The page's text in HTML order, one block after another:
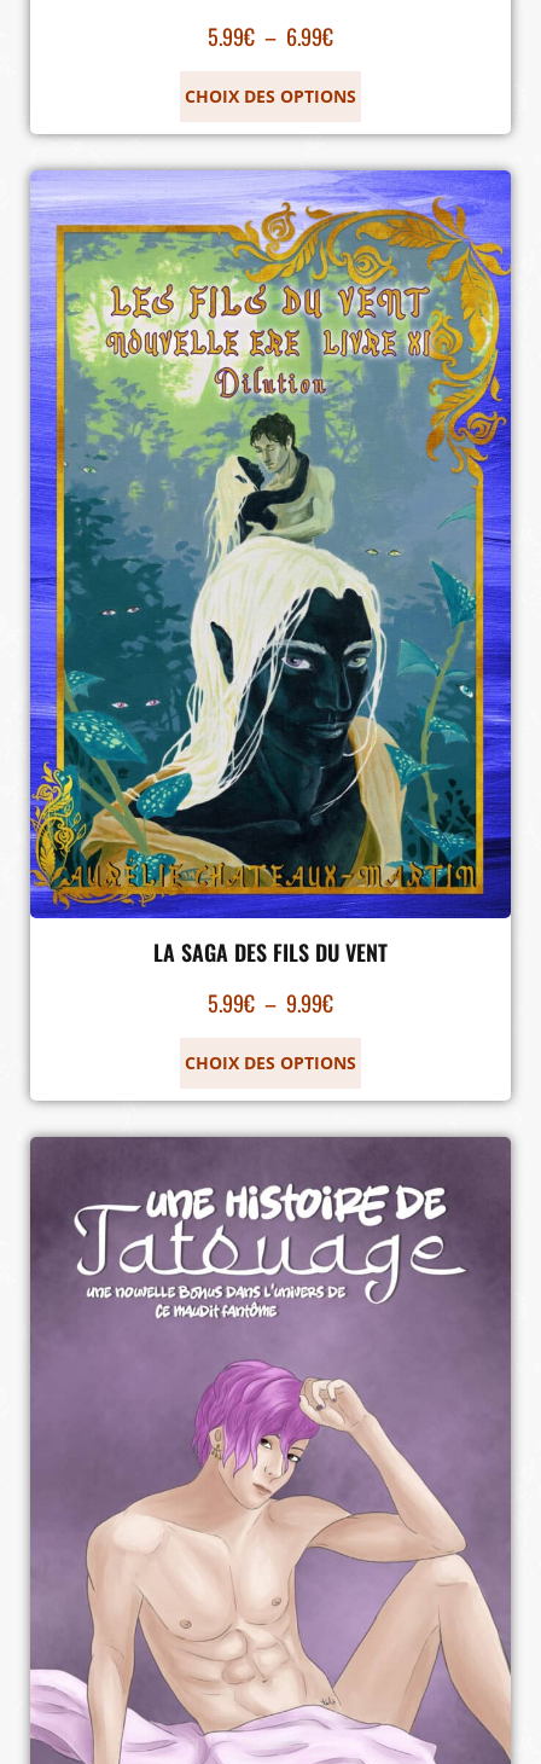
5.99€ – 6.99€
CHOIX DES OPTIONS
LA SAGA DES FILS DU VENT
5.99€ – 9.99€
CHOIX DES OPTIONS